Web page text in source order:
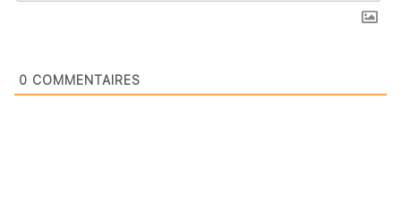
0 COMMENTAIRES